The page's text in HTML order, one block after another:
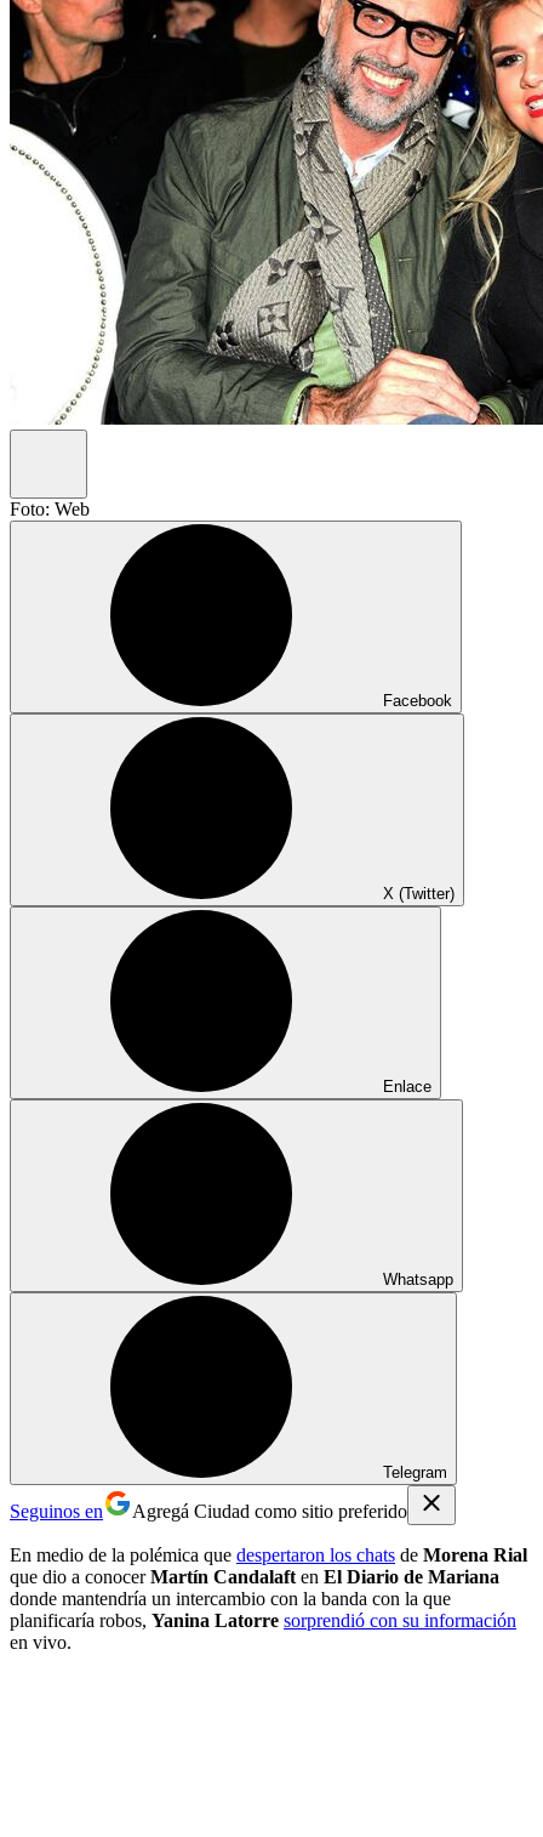
Foto: Web
Facebook
X (Twitter)
Enlace
Whatsapp
Telegram
Seguinos en Agregá Ciudad como sitio preferido
En medio de la polémica que despertaron los chats de Morena Rial
que dio a conocerMartín Candalaft en El Diario de Mariana
donde mantendría un intercambio con la banda con la que
planificaría robos, Yanina Latorre sorprendió con su información
en vivo.